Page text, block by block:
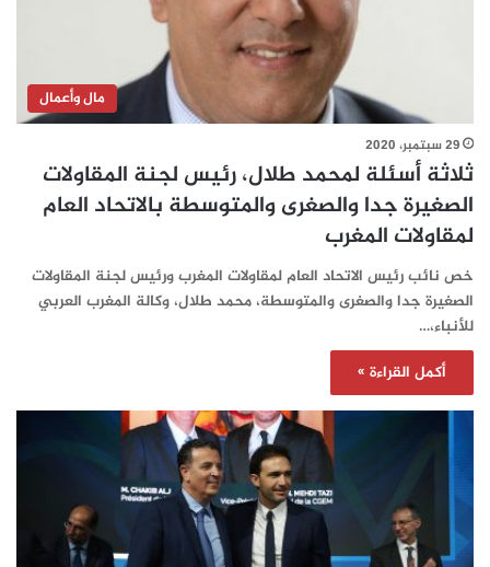
مال وأعمال
29 سبتمبر، 2020
ثلاثة أسئلة لمحمد طلال، رئيس لجنة المقاولات
الصغيرة جدا والصغرى والمتوسطة بالاتحاد العام
لمقاولات المغرب
خص نائب رئيس الاتحاد العام لمقاولات المغرب ورئيس لجنة المقاولات
الصغيرة جدا والصغرى والمتوسطة، محمد طلال، وكالة المغرب العربي
للأنباء،…
أكمل القراءة »